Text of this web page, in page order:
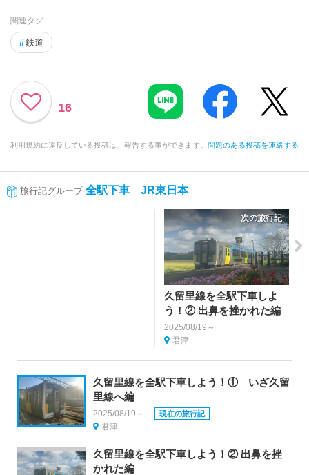
関連タグ
#鉄道
16
利用規約に違反している投稿は、報告する事ができます。 問題のある投稿を連絡する
旅行記グループ 全駅下車 JR東日本
次の旅行記
久留里線を全駅下車しよ
う！② 出鼻を挫かれた編
2025/08/19～
君津
久留里線を全駅下車しよう！① いざ久留
里線へ編
2025/08/19～ 現在の旅行記
君津
久留里線を全駅下車しよう！② 出鼻を挫
かれた編